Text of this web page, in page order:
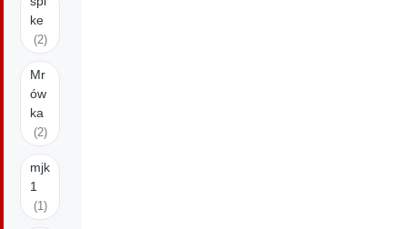
ke
(2)
Mr
ów
ka
(2)
mjk
1
(1)